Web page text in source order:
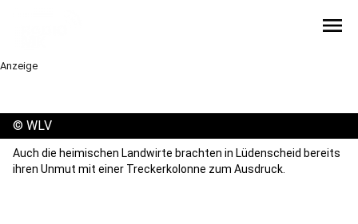
menu
Anzeige
© WLV
Auch die heimischen Landwirte brachten in Lüdenscheid bereits
ihren Unmut mit einer Treckerkolonne zum Ausdruck.